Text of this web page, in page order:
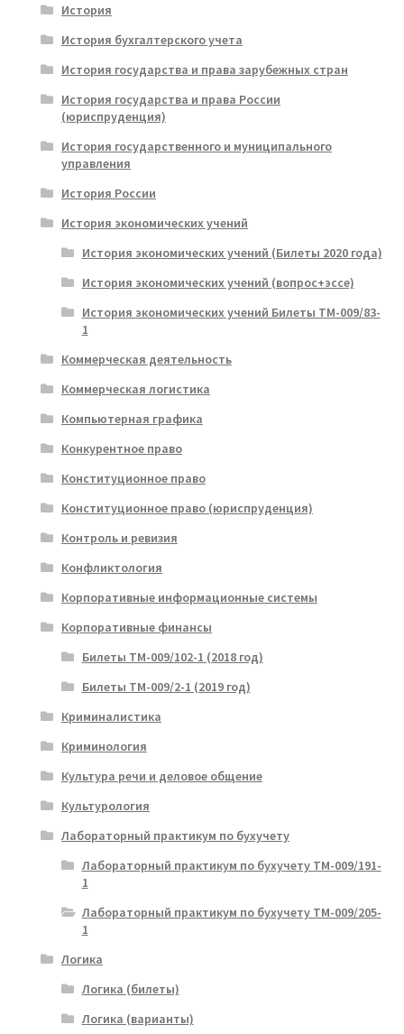
История
История бухгалтерского учета
История государства и права зарубежных стран
История государства и права России
(юриспруденция)
История государственного и муниципального
управления
История России
История экономических учений
История экономических учений (Билеты 2020 года)
История экономических учений (вопрос+эссе)
История экономических учений Билеты ТМ-009/83-
1
Коммерческая деятельность
Коммерческая логистика
Компьютерная графика
Конкурентное право
Конституционное право
Конституционное право (юриспруденция)
Контроль и ревизия
Конфликтология
Корпоративные информационные системы
Корпоративные финансы
Билеты ТМ-009/102-1 (2018 год)
Билеты ТМ-009/2-1 (2019 год)
Криминалистика
Криминология
Культура речи и деловое общение
Культурология
Лабораторный практикум по бухучету
Лабораторный практикум по бухучету ТМ-009/191-
1
Лабораторный практикум по бухучету ТМ-009/205-
1
Логика
Логика (билеты)
Логика (варианты)